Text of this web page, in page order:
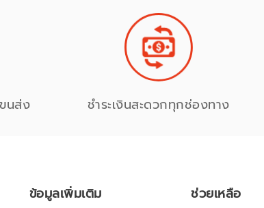
นส่ง ชำระเงินสะดวกทุกช่องทาง
ข้อมูลเพิ่มเติม ช่วยเหลือ